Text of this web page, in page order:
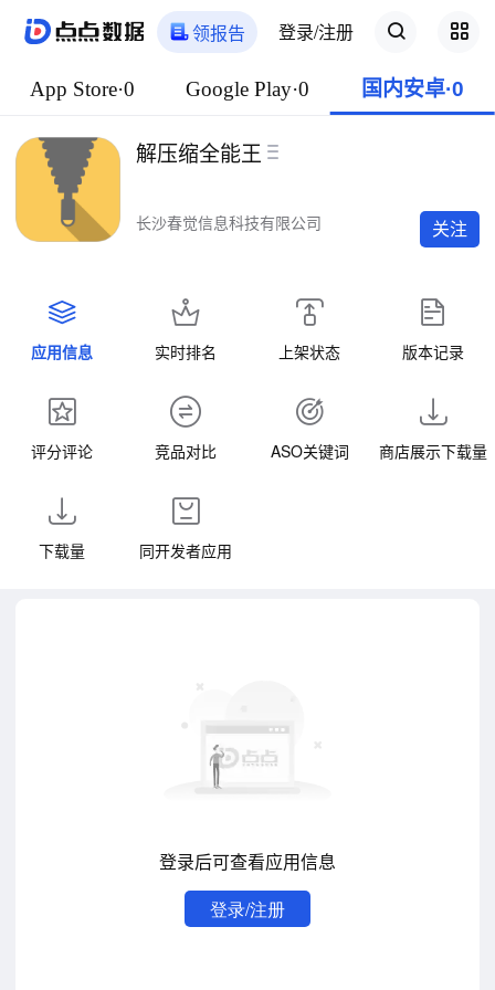
领报告 登录/注册
App Store·0 Google Play·0 国内安卓·0
解压缩全能王
长沙春觉信息科技有限公司 关注
应用信息 实时排名 上架状态 版本记录
评分评论 竞品对比 ASO关键词 商店展示下载量
下载量 同开发者应用
登录后可查看应用信息
登录/注册